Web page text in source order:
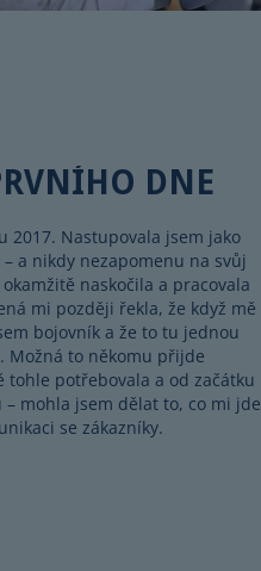
DNE
2017. Nastupovala jsem jako
a nikdy nezapomenu na svůj
naskočila a pracovala
mi později řekla, že když mě
bojovník a že to tu jednou
Možná to někomu přijde
potřebovala a od začátku
mohla jsem dělat to, co mi jde
se zákazníky.